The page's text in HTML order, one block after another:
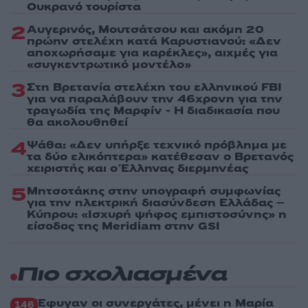
Ουκρανό τουρίστα
2Αυγερινός, Μουτσάτσου και ακόμη 20
πρώην στελέχη κατά Καρυστιανού: «Δεν
αποχωρήσαμε για καρέκλες», αιχμές για
«συγκεντρωτικό μοντέλο»
3Στη Βρετανία στελέχη του ελληνικού FBI
για να παραλάβουν την 46χρονη για την
τραγωδία της Μαρφίν - Η διαδικασία που
θα ακολουθηθεί
4Ψάθα: «Δεν υπήρξε τεχνικό πρόβλημα με
τα δύο ελικόπτερα» κατέθεσαν ο Βρετανός
χειριστής και ο Έλληνας διερμηνέας
5Μητσοτάκης στην υπογραφή συμφωνίας
για την ηλεκτρική διασύνδεση Ελλάδας –
Κύπρου: «Ισχυρή ψήφος εμπιστοσύνης» η
είσοδος της Meridiam στην GSI
Πιο σχολιασμένα
146 Έφυγαν οι συνεργάτες, μένει η Μαρία